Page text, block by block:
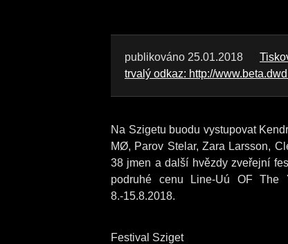
publikováno 25.01.2018
trvalý odkaz: http://
Na Szigetu buodu vystupovat
MØ, Parov Stelar, Zara Larsson,
38 jmen a další hvězdy zveřejní
podruhé cenu Line-Uú OF The
8.-15.8.2018.
Festival Sziget